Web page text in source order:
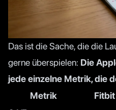
Das ist die Sache, die die
gerne überspielen: Die
jede einzelne Metrik, die
Metrik